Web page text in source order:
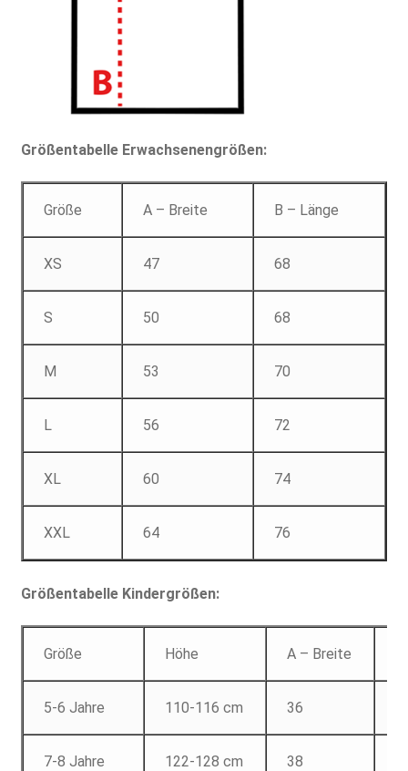
Größentabelle Erwachsenengrößen:
Größe A – Breite B – Länge
XS 47 68
S 50 68
M 53 70
L 56 72
XL 60 74
XXL 64 76
Größentabelle Kindergrößen:
Größe Höhe A – Breite
5-6 Jahre 110-116 cm 36
7-8 Jahre 122-128 cm 38